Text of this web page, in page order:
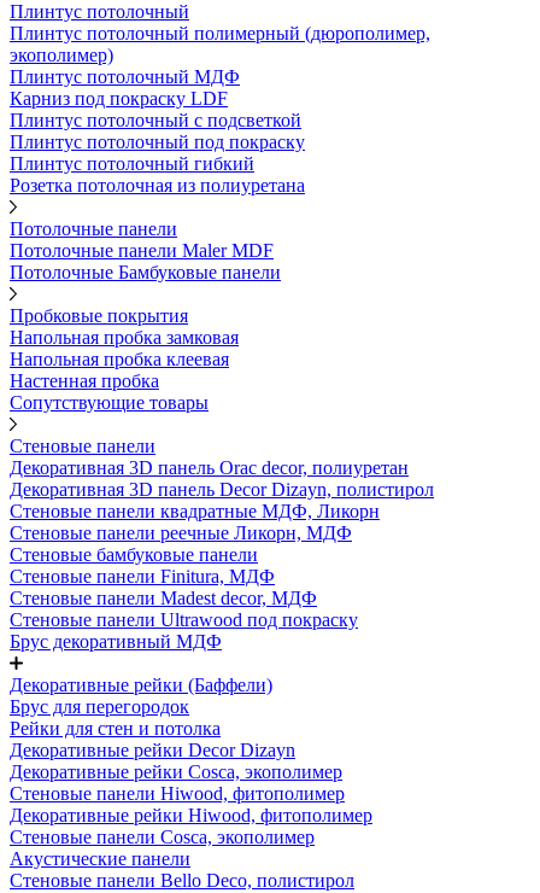
Плинтус потолочный
Плинтус потолочный полимерный (дюрополимер,
экополимер)
Плинтус потолочный МДФ
Карниз под покраску LDF
Плинтус потолочный с подсветкой
Плинтус потолочный под покраску
Плинтус потолочный гибкий
Розетка потолочная из полиуретана
Потолочные панели
Потолочные панели Maler MDF
Потолочные Бамбуковые панели
Пробковые покрытия
Напольная пробка замковая
Напольная пробка клеевая
Настенная пробка
Сопутствующие товары
Стеновые панели
Декоративная 3D панель Orac decor, полиуретан
Декоративная 3D панель Decor Dizayn, полистирол
Стеновые панели квадратные МДФ, Ликорн
Стеновые панели реечные Ликорн, МДФ
Стеновые бамбуковые панели
Стеновые панели Finitura, МДФ
Стеновые панели Madest decor, МДФ
Стеновые панели Ultrawood под покраску
Брус декоративный МДФ
Декоративные рейки (Баффели)
Брус для перегородок
Рейки для стен и потолка
Декоративные рейки Decor Dizayn
Декоративные рейки Cosca, экополимер
Стеновые панели Hiwood, фитополимер
Декоративные рейки Hiwood, фитополимер
Стеновые панели Cosca, экополимер
Акустические панели
Стеновые панели Bello Deco, полистирол